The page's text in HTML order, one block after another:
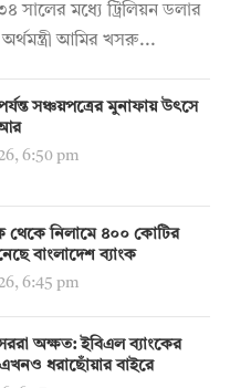
সালের মধ্যে ট্রিলিয়ন ডলার
আমির খসরু...
সঞ্চয়পত্রের মুনাফায় উৎসে
6:50 pm
থেকে নিলামে ৪০০ কোটির
বাংলাদেশ ব্যাংক
6:45 pm
অক্ষত: ইবিএল ব্যাংকের
ধরাছোঁয়ার বাইরে